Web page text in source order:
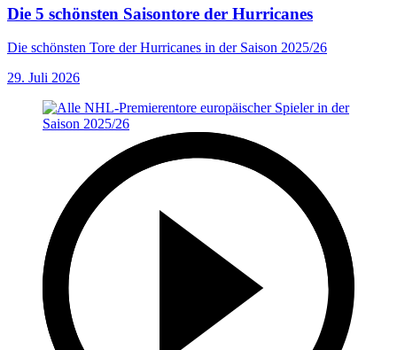
Die 5 schönsten Saisontore der Hurricanes
Die schönsten Tore der Hurricanes in der Saison 2025/26
29. Juli 2026